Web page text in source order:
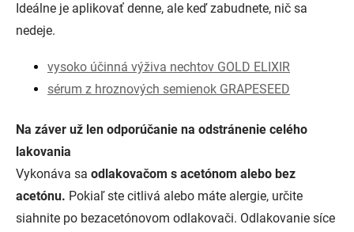
Ideálne je aplikovať denne, ale keď zabudnete, nič sa
nedeje.
vysoko účinná výživa nechtov GOLD ELIXIR
sérum z hroznových semienok GRAPESEED
Na záver už len odporúčanie na odstránenie celého
lakovania
Vykonáva sa odlakovačom s acetónom alebo bez
acetónu. Pokiaľ ste citlivá alebo máte alergie, určite
siahnite po bezacetónovom odlakovači. Odlakovanie síce